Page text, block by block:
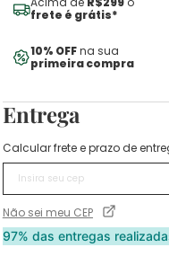
frete é grátis*
10% OFFna sua
primeira compra
Entrega
Calcular frete e prazo de
Não sei meu CEP
97% das entregas